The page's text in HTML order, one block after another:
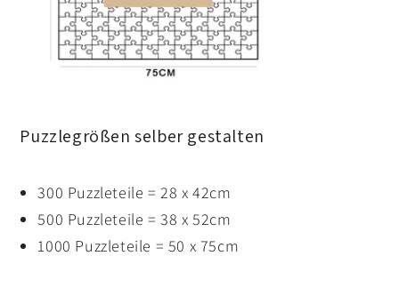
Puzzlegrößen selber gestalten
300 Puzzleteile = 28 x 42cm
500 Puzzleteile = 38 x 52cm
1000 Puzzleteile = 50 x 75cm